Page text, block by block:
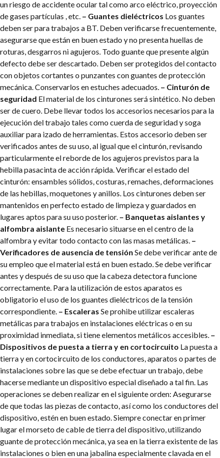
un riesgo de accidente ocular tal como arco eléctrico, proyección
de gases partículas , etc. – Guantes dieléctricos Los guantes
deben ser para trabajos a BT. Deben verificarse frecuentemente,
asegurarse que están en buen estado y no presenta huellas de
roturas, desgarros ni agujeros. Todo guante que presente algún
defecto debe ser descartado. Deben ser protegidos del contacto
con objetos cortantes o punzantes con guantes de protección
mecánica. Conservarlos en estuches adecuados. – Cinturón de
seguridad El material de los cinturones será sintético. No deben
ser de cuero. Debe llevar todos los accesorios necesarios para la
ejecución del trabajo tales como cuerda de seguridad y soga
auxiliar para izado de herramientas. Estos accesorio deben ser
verificados antes de su uso, al igual que el cinturón, revisando
particularmente el reborde de los agujeros previstos para la
hebilla pasacinta de acción rápida. Verificar el estado del
cinturón: ensambles sólidos, costuras, remaches, deformaciones
de las hebillas, moquetones y anillos. Los cinturones deben ser
mantenidos en perfecto estado de limpieza y guardados en
lugares aptos para su uso posterior. – Banquetas aislantes y
alfombra aislante Es necesario situarse en el centro de la
alfombra y evitar todo contacto con las masas metálicas. –
Verificadores de ausencia de tensión Se debe verificar ante de
su empleo que el material está en buen estado. Se debe verificar
antes y después de su uso que la cabeza detectora funcione
correctamente. Para la utilización de estos aparatos es
obligatorio el uso de los guantes dieléctricos de la tensión
correspondiente. – Escaleras Se prohibe utilizar escaleras
metálicas para trabajos en instalaciones eléctricas o en su
proximidad inmediata, si tiene elementos metálicos accesibles. –
Dispositivos de puesta a tierra y en cortocircuito La puesta a
tierra y en cortocircuito de los conductores, aparatos o partes de
instalaciones sobre las que se debe efectuar un trabajo, debe
hacerse mediante un dispositivo especial diseñado a tal fin. Las
operaciones se deben realizar en el siguiente orden: Asegurarse
de que todas las piezas de contacto, así como los conductores del
dispositivo, estén en buen estado.Siempre conectar en primer
lugar el morseto de cable de tierra del dispositivo, utilizando
guante de protección mecánica, ya sea en la tierra existente de las
instalaciones o bien en una jabalina especialmente clavada en el